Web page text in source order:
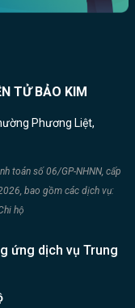
TỬ BẢO KIM
Phương Liệt,
toán số 06/GP-NHNN, cấp
bao gồm các dịch vụ:
hộ
ứng dịch vụ Trung